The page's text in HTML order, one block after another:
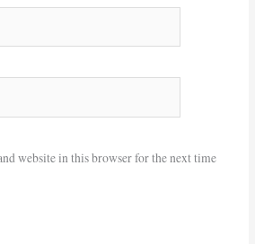
website in this browser for the next time